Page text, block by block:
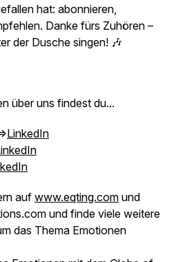
hat: abonnieren,
Danke fürs Zuhören –
der Dusche singen! 🎶
über uns findest du...
LinkedIn
auf www.eqting.com und
und finde viele weitere
das Thema Emotionen